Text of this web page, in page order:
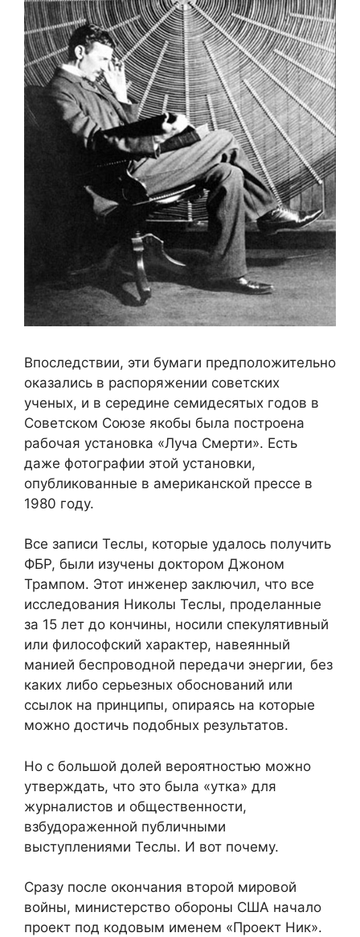
Впоследствии, эти бумаги предположительно
оказались в распоряжении советских
ученых, и в середине семидесятых годов в
Советском Союзе якобы была построена
рабочая установка «Луча Смерти». Есть
даже фотографии этой установки,
опубликованные в американской прессе в
1980 году.
Все записи Теслы, которые удалось получить
ФБР, были изучены доктором Джоном
Трампом. Этот инженер заключил, что все
исследования Николы Теслы, проделанные
за 15 лет до кончины, носили спекулятивный
или философский характер, навеянный
манией беспроводной передачи энергии, без
каких либо серьезных обоснований или
ссылок на принципы, опираясь на которые
можно достичь подобных результатов.
Но с большой долей вероятностью можно
утверждать, что это была «утка» для
журналистов и общественности,
взбудораженной публичными
выступлениями Теслы. И вот почему.
Сразу после окончания второй мировой
войны, министерство обороны США начало
проект под кодовым именем «Проект Ник».